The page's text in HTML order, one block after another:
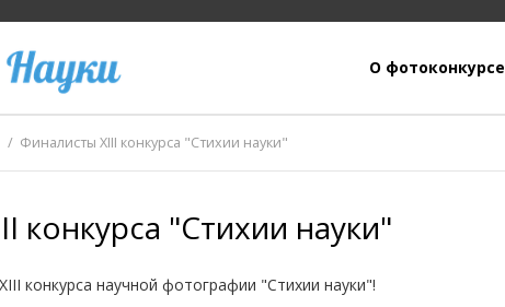
О фотоконкурсе
Финалисты XIII конкурса "Стихии науки"
конкурса "Стихии науки"
конкурса научной фотографии "Стихии науки"!